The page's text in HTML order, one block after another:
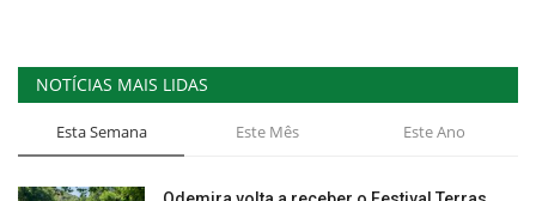
NOTÍCIAS MAIS LIDAS
Esta Semana Este Mês Este Ano